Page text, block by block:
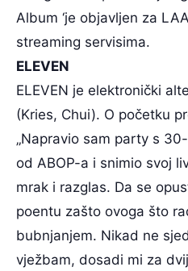
Album ‘je objavljen za
streaming servisima.
ELEVEN
ELEVEN je elektronički
(Kries, Chui). O početku
„Napravio sam party s
od ABOP-a i snimio svoj
mrak i razglas. Da se
poentu zašto ovoga što
bubnjanjem. Nikad ne
vježbam, dosadi mi za